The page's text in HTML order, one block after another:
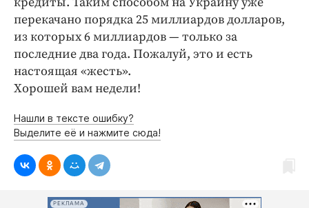
перекачано порядка 25 миллиардов долларов,
из которых 6 миллиардов — только за
последние два года. Пожалуй, это и есть
настоящая «жесть».
Хорошей вам недели!
Нашли в тексте ошибку?
Выделите её и нажмите сюда!
РЕКЛАМА